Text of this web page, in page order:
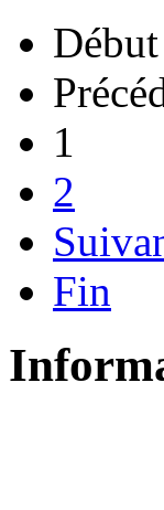
Début
1
2
Fin